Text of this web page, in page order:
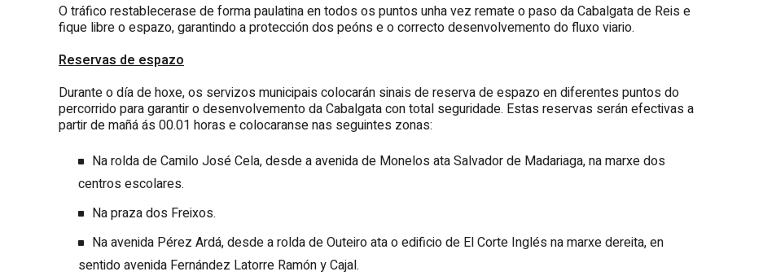
O tráfico restablecerase de forma paulatina en todos os puntos unha vez remate o paso da Cabalgata de Reis e
fique libre o espazo, garantindo a protección dos peóns e o correcto desenvolvemento do fluxo viario.
Reservas de espazo
Durante o día de hoxe, os servizos municipais colocarán sinais de reserva de espazo en diferentes puntos do
percorrido para garantir o desenvolvemento da Cabalgata con total seguridade. Estas reservas serán efectivas a
partir de mañá ás 00.01 horas e colocaranse nas seguintes zonas:
Na rolda de Camilo José Cela, desde a avenida de Monelos ata Salvador de Madariaga, na marxe dos
centros escolares.
Na praza dos Freixos.
Na avenida Pérez Ardá, desde a rolda de Outeiro ata o edificio de El Corte Inglés na marxe dereita, en
sentido avenida Fernández Latorre Ramón y Cajal.